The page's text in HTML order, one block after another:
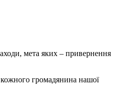
мета яких – привернення
громадянина нашої